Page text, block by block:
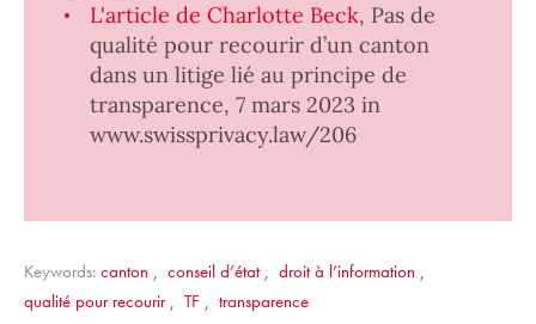
L'article de Charlotte Beck, Pas de
qualité pour recourir d’un canton
dans un litige lié au principe de
transparence, 7 mars 2023 in
www.swissprivacy.law/206
Keywords: canton , conseil d’état, droit à l’information ,
qualité pour recourir, TF , transparence